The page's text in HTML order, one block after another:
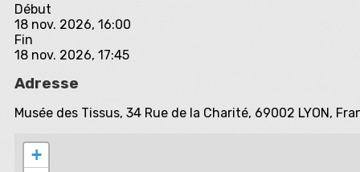
Début
18 nov. 2026, 16:00
Fin
18 nov. 2026, 17:45
Adresse
Musée des Tissus, 34 Rue de la Charité, 69002 LYON,
+